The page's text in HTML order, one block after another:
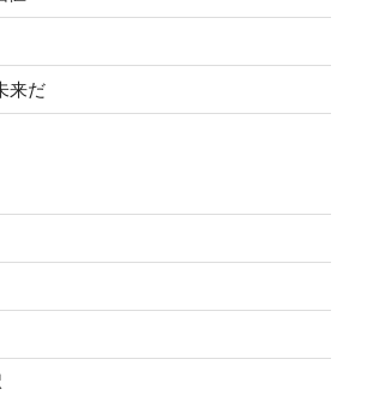
来だ